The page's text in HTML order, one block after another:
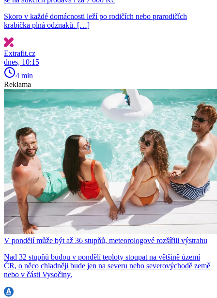
Skoro v každé domácnosti leží po rodičích nebo prarodičích
krabička plná odznaků. […]
Extrafit.cz
dnes, 10:15
4 min
Reklama
V pondělí může být až 36 stupňů, meteorologové rozšířili výstrahu
Nad 32 stupňů budou v pondělí teploty stoupat na většině území
ČR, o něco chladněji bude jen na severu nebo severovýchodě země
nebo v části Vysočiny.